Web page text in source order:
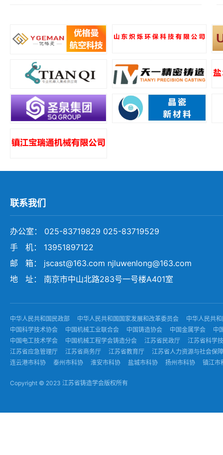
联系我们
办公室： 025-83719829 025-83719529
手 机： 13951897122
邮 箱： jscast@163.com njluwenlong@163.com
地 址： 南京市中山北路283号一号楼A401室
中华人民共和国民政部 中华人民共和国国家发展和改革委员会
中华人民共
中国科学技术协会
中国机械工业联合会 中国铸造协会 中国金属学会
中
中国电工技术学会
中国机械工程学会铸造分会 江苏省民政厅
江苏省科学
江苏省应急管理厅
江苏省商务厅 江苏省教育厅
江苏省人力资源与社会保
连云港市科协
泰州市科协 淮安市科协 盐城市科协 扬州市科协 镇江市
Copyright © 2023 江苏省铸造学会版权所有